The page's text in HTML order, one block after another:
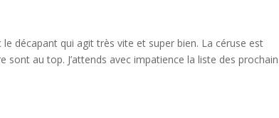
décapant qui agit très vite et super bien. La céruse est
sont au top. J’attends avec impatience la liste des